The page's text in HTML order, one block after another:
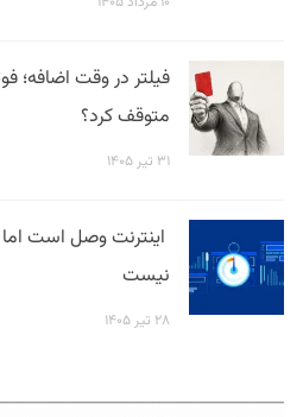
متوقف کرد؟
۳۱ تیر ۱۴۰۵
اینترنت وصل است
نیست
۲۸ تیر ۱۴۰۵